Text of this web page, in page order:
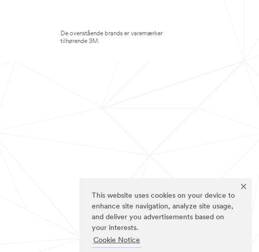
This website uses cookies on your device to
enhance site navigation, analyze site usage,
and deliver you advertisements based on
your interests.
Cookie Notice
De ovenstående brands er varemærker
tilhørende 3M.